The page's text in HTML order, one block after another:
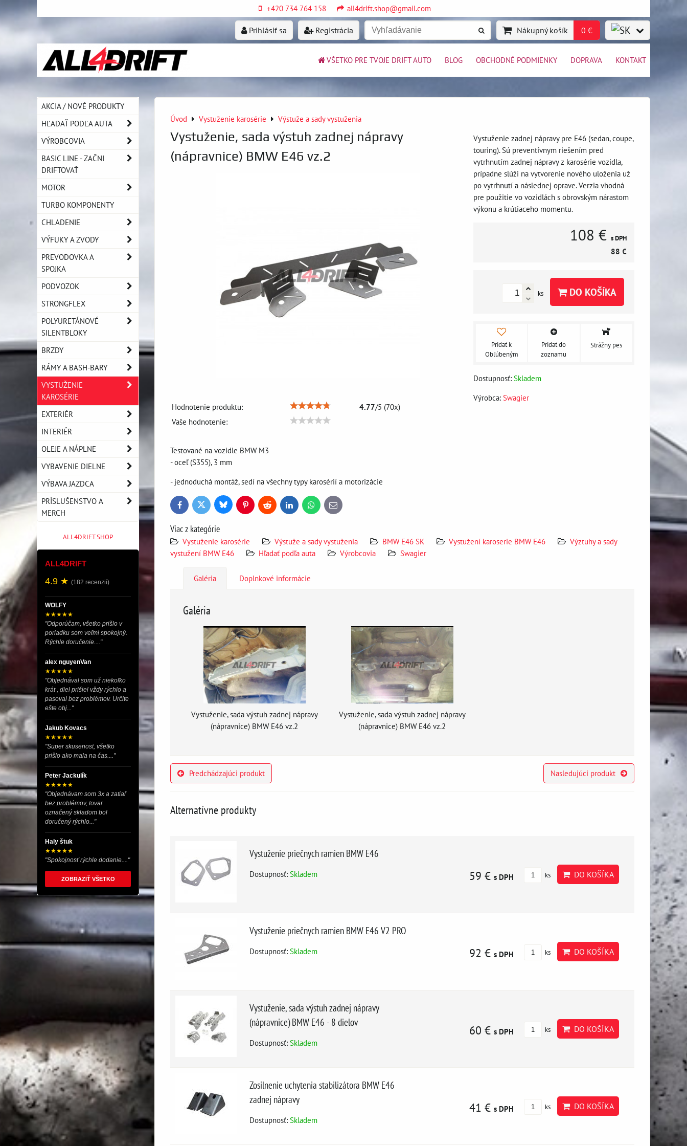
+420 734 764 158 all4drift.shop@gmail.com
Prihlásiť sa Registrácia Nákupný košík 0 €
VŠETKO PRE TVOJE DRIFT AUTO BLOG OBCHODNÉ PODMIENKY DOPRAVA KONTAKT
Úvod Vystuženie karosérie Výstuže a sady vystuženia
Vystuženie, sada výstuh zadnej nápravy
(nápravnice) BMW E46 vz.2
Hodnotenie produktu: 4.77/5 (70x)
Vaše hodnotenie:
Vystuženie zadnej nápravy pre E46 (sedan, coupe,
touring). Sú preventívnym riešením pred
vytrhnutím zadnej nápravy z karosérie vozidla,
prípadne slúži na vytvorenie nového uloženia už
po vytrhnutí a následnej oprave. Verzia vhodná
pre použitie vo vozidlách s obrovským nárastom
výkonu a krútiaceho momentu.
108 € s DPH
88 €
ks DO KOŠÍKA
Pridať k
Obľúbeným
Pridať do
zoznamu
Strážny pes
Dostupnosť: Skladem
Výrobca: Swagier
Testované na vozidle BMW M3
- oceľ (S355), 3 mm
- jednoduchá montáž, sedí na všechny typy karosérií a motorizácie
FacebookTwitter BlueskyPinterestReddit LinkedInWhatsApp
E-
mail
Viac z kategórie
Vystuženie karosérie Výstuže a sady vystuženia BMW E46 SK Vystužení karoserie BMW E46
Výztuhy a sady
vystužení BMW E46
Hľadať podľa auta Výrobcovia Swagier
Galéria Doplnkové informácie
Galéria
Vystuženie, sada výstuh zadnej nápravy
(nápravnice) BMW E46 vz.2
Vystuženie, sada výstuh zadnej nápravy
(nápravnice) BMW E46 vz.2
Predchádzajúci produkt Nasledujúci produkt
Alternatívne produkty
Vystuženie priečnych ramien BMW E46
Dostupnosť: Skladem 59 € s DPH ks DO KOŠÍKA
Vystuženie priečnych ramien BMW E46 V2 PRO
Dostupnosť: Skladem 92 € s DPH ks DO KOŠÍKA
Vystuženie, sada výstuh zadnej nápravy
(nápravnice) BMW E46 - 8 dielov
Dostupnosť: Skladem
60 € s DPH ks DO KOŠÍKA
Zosilnenie uchytenia stabilizátora BMW E46
zadnej nápravy
Dostupnosť: Skladem
41 € s DPH ks DO KOŠÍKA
AKCIA / NOVÉ PRODUKTY
HĽADAŤ PODĽA AUTA
VÝROBCOVIA
BASIC LINE - ZAČNI
DRIFTOVAŤ
MOTOR
TURBO KOMPONENTY
CHLADENIE
VÝFUKY A ZVODY
PREVODOVKA A
SPOJKA
PODVOZOK
STRONGFLEX
POLYURETÁNOVÉ
SILENTBLOKY
BRZDY
RÁMY A BASH-BARY
VYSTUŽENIE
KAROSÉRIE
EXTERIÉR
INTERIÉR
OLEJE A NÁPLNE
VYBAVENIE DIELNE
VÝBAVA JAZDCA
PRÍSLUŠENSTVO A
MERCH
ALL4DRIFT.SHOP
ALL4DRIFT
4.9 ★ (182 recenzií)
WOLFY
★★★★★
"Odporúčam, všetko prišlo v
poriadku som veľmi spokojný.
Rýchle doručenie...."
alex nguyenVan
★★★★★
"Objednával som už niekoľko
krát , diel prišiel vždy rýchlo a
pasoval bez problémov. Určite
ešte obj..."
Jakub Kovacs
★★★★★
"Super skusenost, všetko
prišlo ako mala na čas...."
Peter Jackulík
★★★★★
"Objednávam som 3x a zatiaľ
bez problémov, tovar
označený skladom bol
doručený rýchlo..."
Haly štuk
★★★★★
"Spokojnosť rýchle dodanie...."
ZOBRAZIŤ VŠETKO